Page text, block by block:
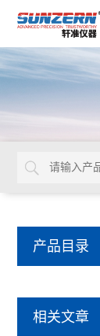
产品目录
平板硫化机
相关文章